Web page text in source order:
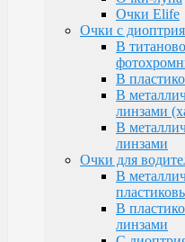
В
линзами
С
Очки для
В
линзами
В
Тренажерные
В
В
Очки
Очки
Бренд оправы
Очки Elife
Очки с
В
В
В
линзами
В
линзами
Очки для
В
В
линзами